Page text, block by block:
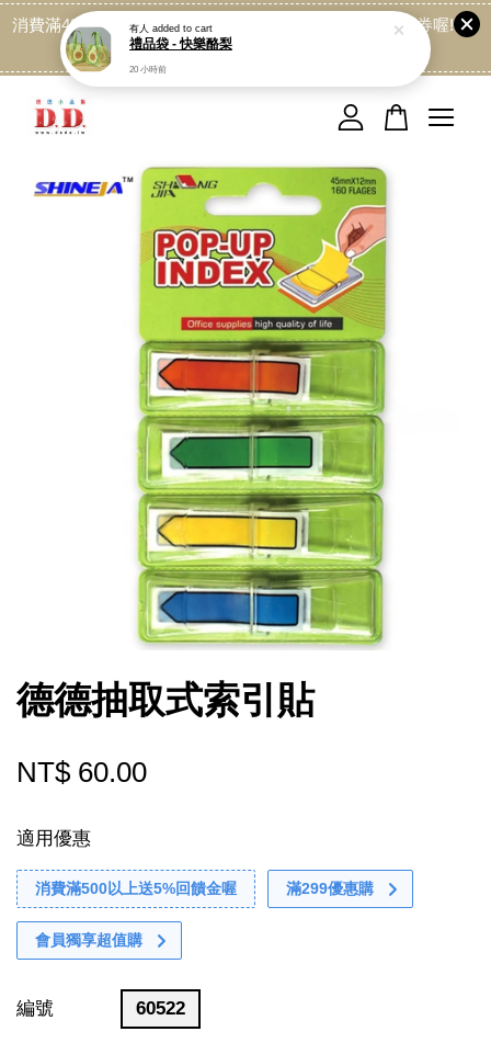
消費滿499免運喔, 記得加LINE:@dede168 領取專屬折扣券喔!
點我
德德抽取式索引貼
NT$ 60.00
適用優惠
消費滿500以上送5%回饋金喔 滿299優惠購
會員獨享超值購
編號 60522
您的購物車目前還是空的。
繼續購物